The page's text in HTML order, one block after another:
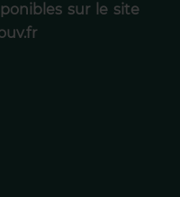
sur le site